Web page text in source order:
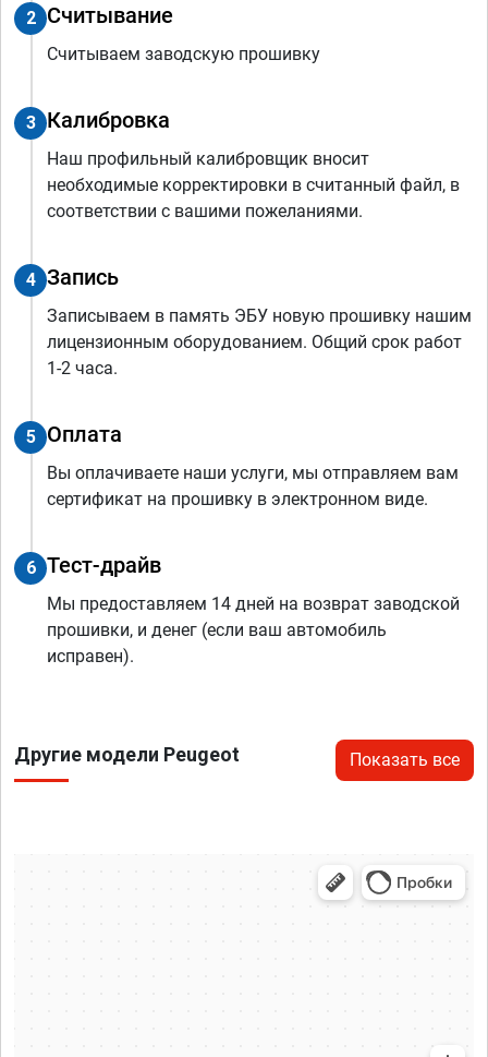
2 Считывание
Считываем заводскую прошивку
3 Калибровка
Наш профильный калибровщик вносит
необходимые корректировки в считанный файл, в
соответствии с вашими пожеланиями.
4 Запись
Записываем в память ЭБУ новую прошивку нашим
лицензионным оборудованием. Общий срок работ
1-2 часа.
5 Оплата
Вы оплачиваете наши услуги, мы отправляем вам
сертификат на прошивку в электронном виде.
6 Тест-драйв
Мы предоставляем 14 дней на возврат заводской
прошивки, и денег (если ваш автомобиль
исправен).
Другие модели Peugeot Показать все